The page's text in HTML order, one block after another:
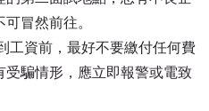
冒然前往。
工資前，最好不要繳付任何費
受騙情形，應立即報警或電致